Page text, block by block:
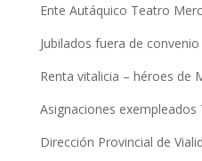
Ente Autáquico Teatro
Jubilados fuera de convenio
Renta vitalicia – héroes de
Asignaciones exempleados
Dirección Provincial de